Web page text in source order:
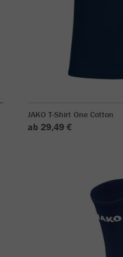
JAKO T-Shirt One Cotton
ab 29,49 €